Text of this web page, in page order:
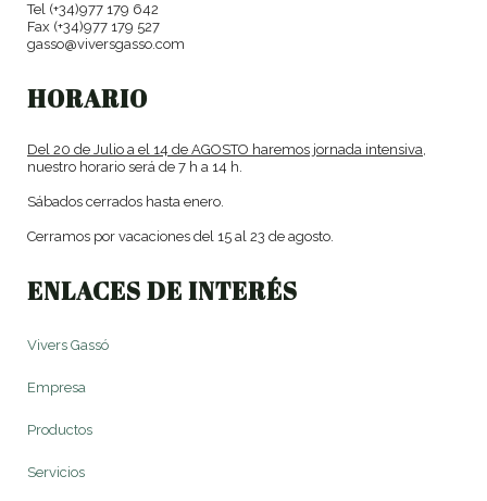
Tel (+34)977 179 642
Fax (+34)977 179 527
gasso@viversgasso.com
HORARIO
Del 20 de Julio a el 14 de AGOSTO haremos jornada intensiva,
nuestro horario será de 7 h a 14 h.
Sábados cerrados hasta enero.
Cerramos por vacaciones del 15 al 23 de agosto.
ENLACES DE INTERÉS
Vivers Gassó
Empresa
Productos
Servicios